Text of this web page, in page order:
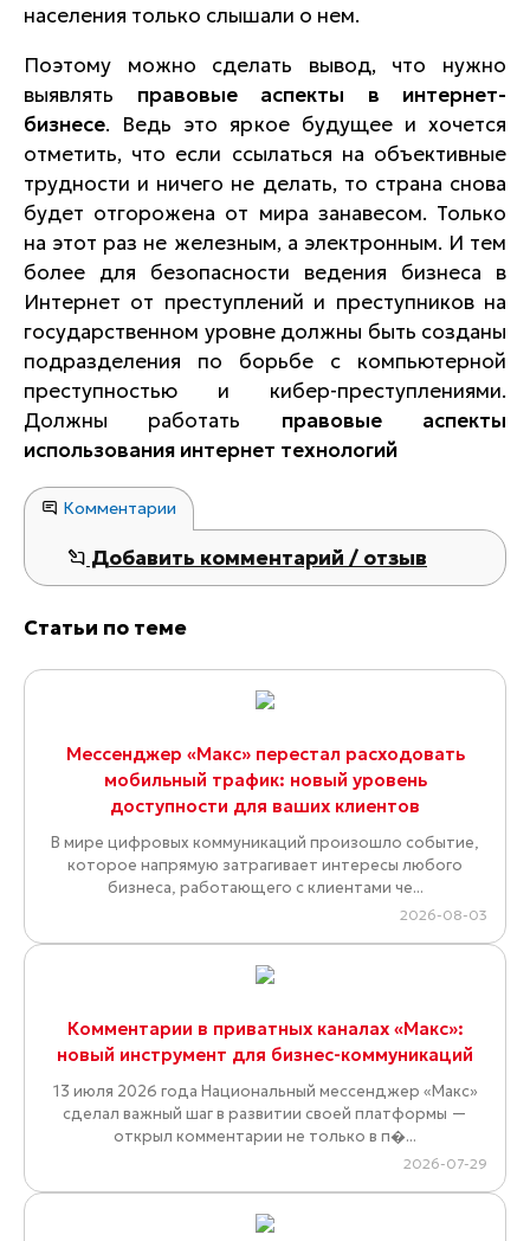
населения только слышали о нем.
Поэтому можно сделать вывод, что нужно
выявлять правовые аспекты в интернет-
бизнесе. Ведь это яркое будущее и хочется
отметить, что если ссылаться на объективные
трудности и ничего не делать, то страна снова
будет отгорожена от мира занавесом. Только
на этот раз не железным, а электронным. И тем
более для безопасности ведения бизнеса в
Интернет от преступлений и преступников на
государственном уровне должны быть созданы
подразделения по борьбе с компьютерной
преступностью и кибер-преступлениями.
Должны работать правовые аспекты
использования интернет технологий
Комментарии
Добавить комментарий / отзыв
Статьи по теме
Мессенджер «Макс» перестал расходовать
мобильный трафик: новый уровень
доступности для ваших клиентов
В мире цифровых коммуникаций произошло событие,
которое напрямую затрагивает интересы любого
бизнеса, работающего с клиентами че...
2026-08-03
Комментарии в приватных каналах «Макс»:
новый инструмент для бизнес-коммуникаций
13 июля 2026 года Национальный мессенджер «Макс»
сделал важный шаг в развитии своей платформы —
открыл комментарии не только в п�...
2026-07-29